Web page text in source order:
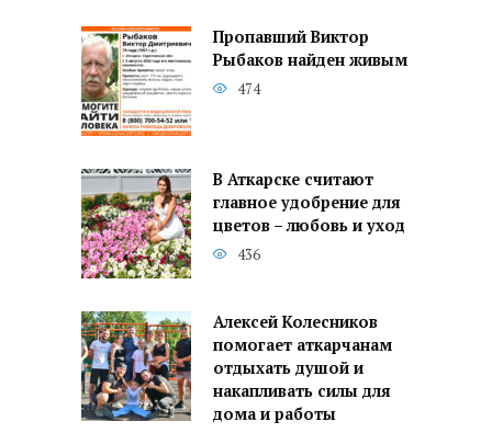
Пропавший Виктор
Рыбаков найден живым
474
В Аткарске считают
главное удобрение для
цветов – любовь и уход
436
Алексей Колесников
помогает аткарчанам
отдыхать душой и
накапливать силы для
дома и работы